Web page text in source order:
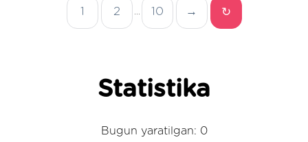
1 2 10 → ↻
Statistika
Bugun yaratilgan: 0